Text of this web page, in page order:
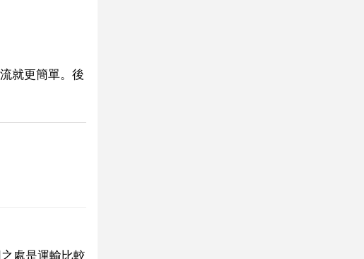
就更簡單。後
處是運輸比較